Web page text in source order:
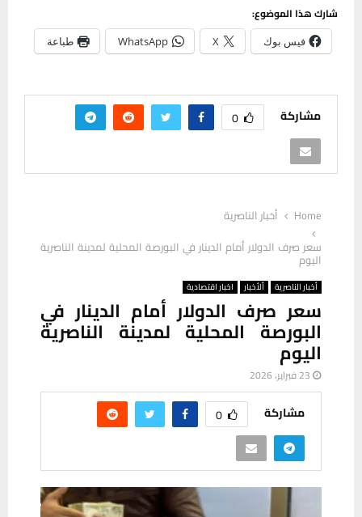
شارك هذا الموضوع:
فيس بوك X
WhatsApp طباعة
مشاركة 0
Home
أخبار الناصرية
سعر صرف الدولار أمام الدينار في البورصة المحلية لمدينة الناصرية
اليوم
أخبار الناصرية ألأخبار اخبار اقتصادية
سعر صرف الدولار أمام الدينار في
البورصة المحلية لمدينة الناصرية
اليوم
23 فبراير، 2026
مشاركة 0